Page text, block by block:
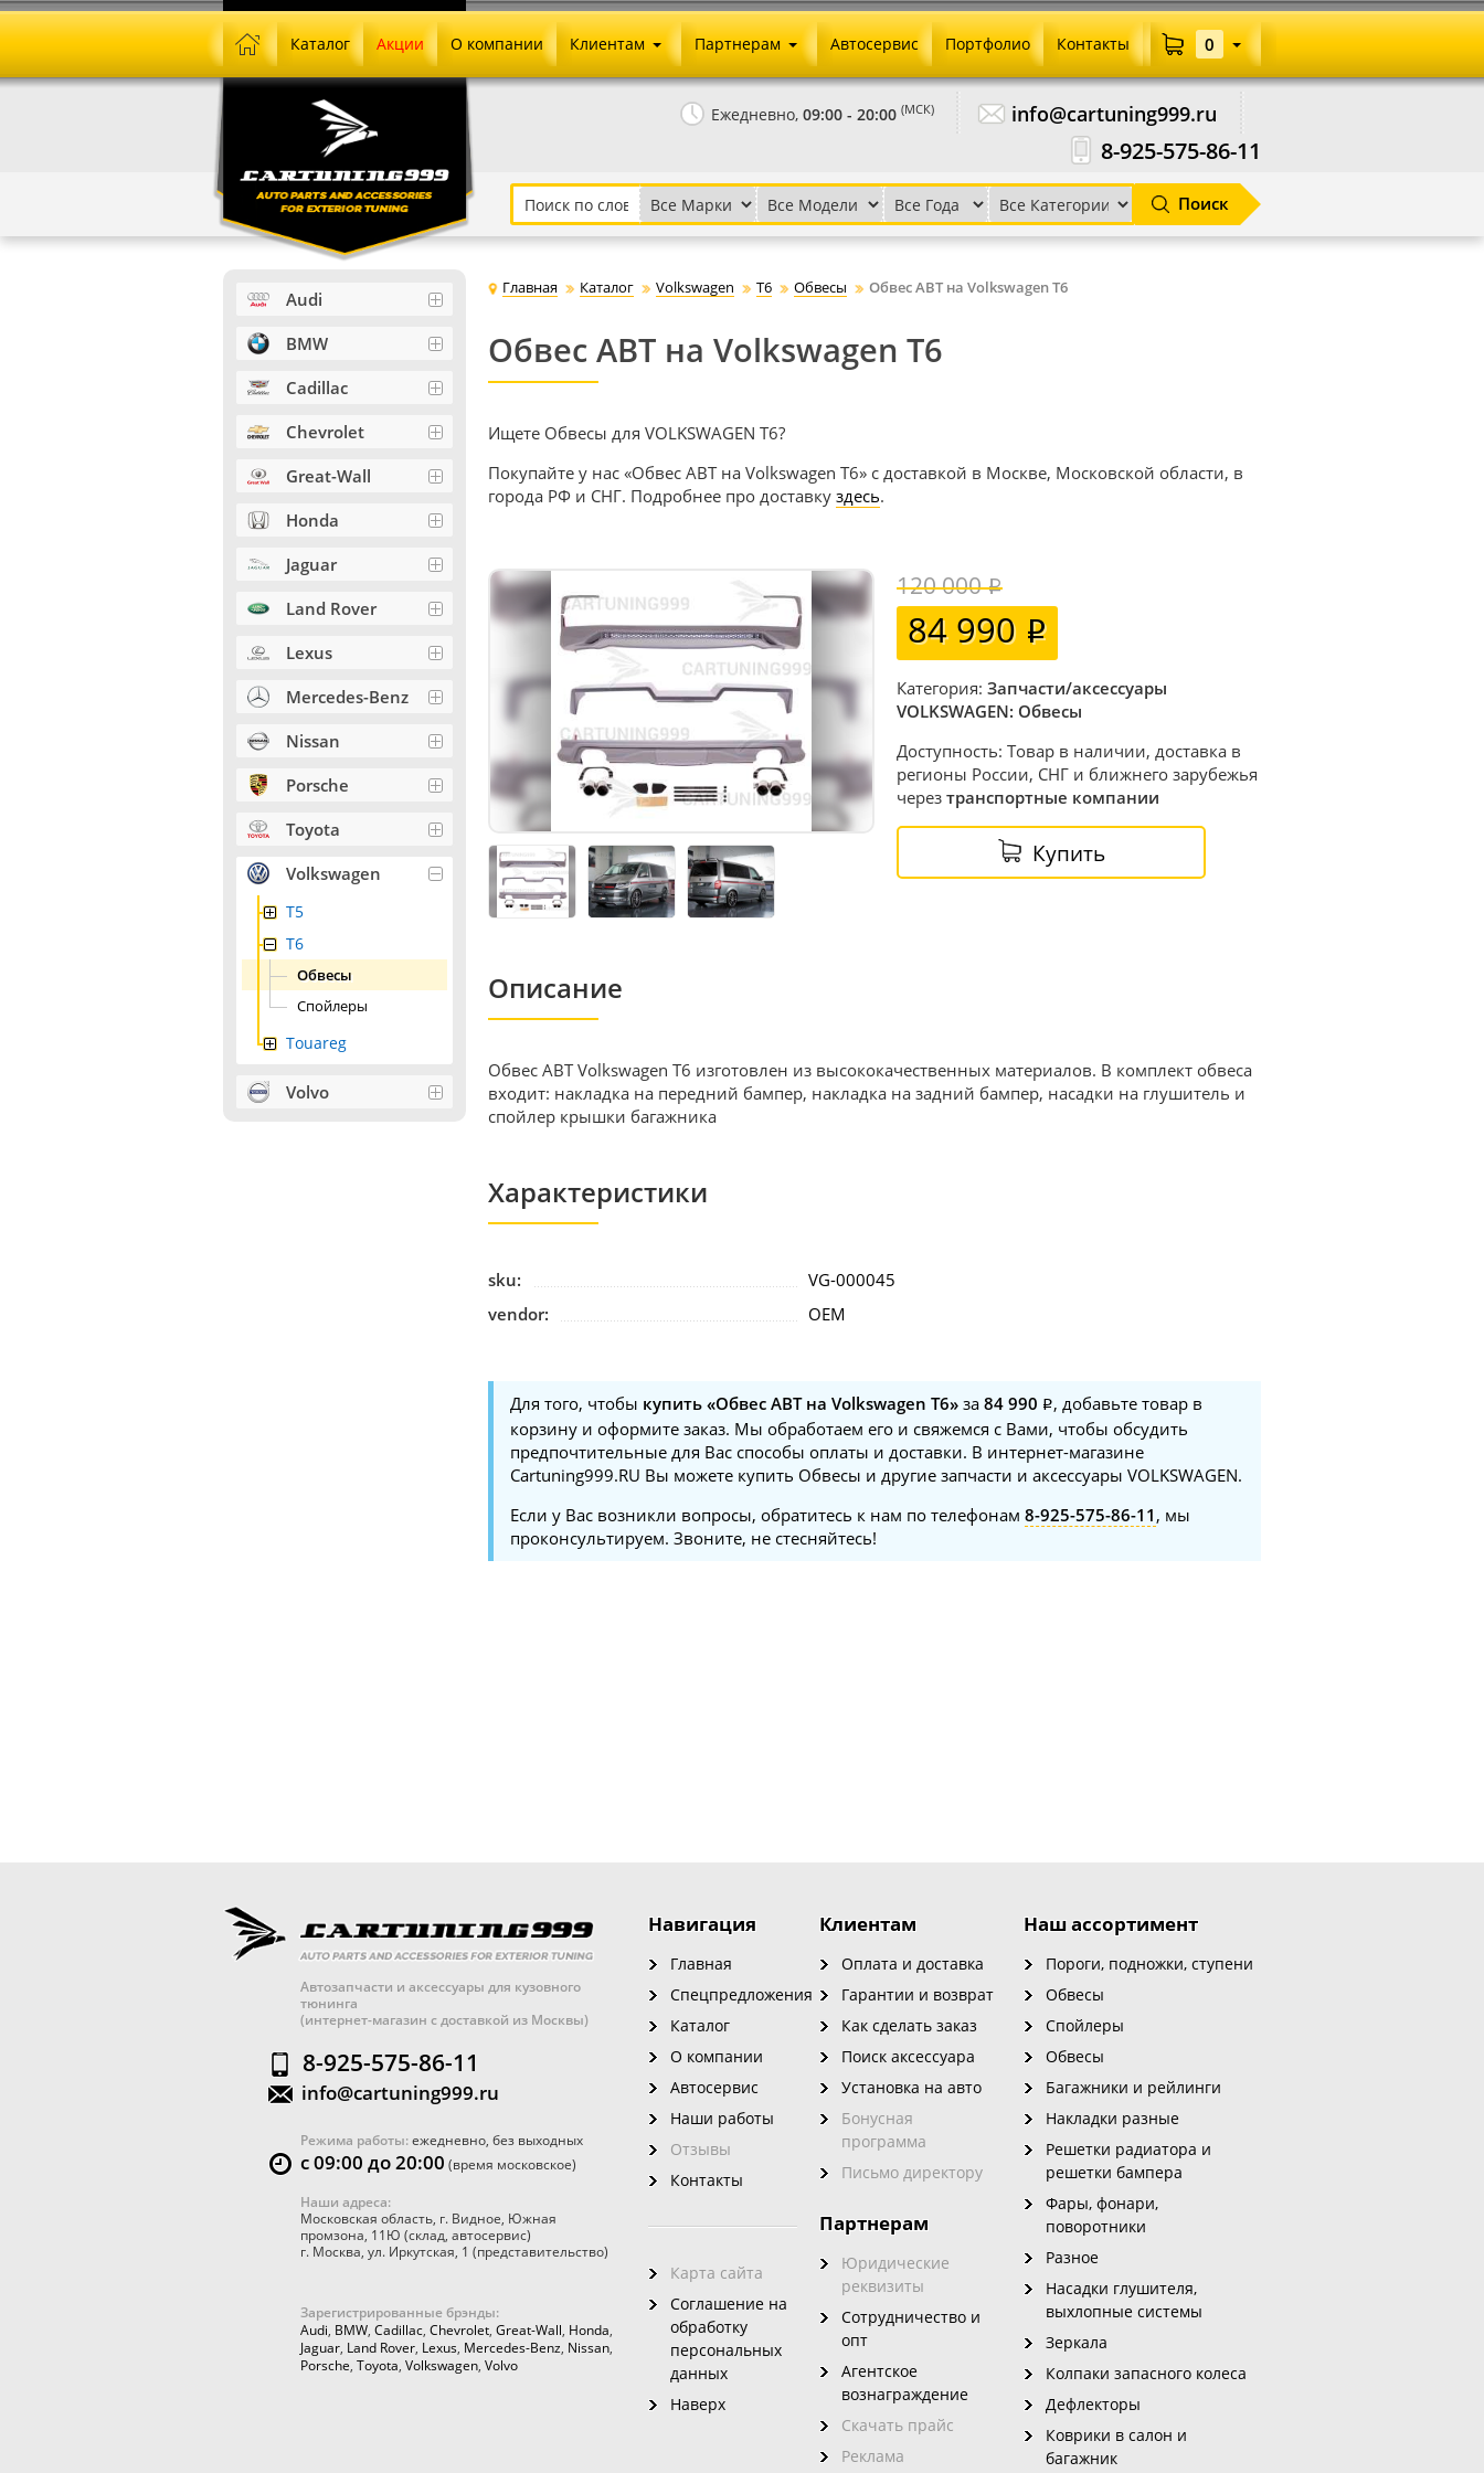
Ежедневно, 09:00 - 20:00 (МСК) info@cartuning999.ru
8-925-575-86-11
Поиск
Каталог Акции О компании Клиентам
Как сделать заказ
Установка на авто
Письмо директору
Партнерам
Агентское вознаграждение
Скачать прайс
Автосервис Портфолио Контакты 0
Главная Каталог Volkswagen T6 Обвесы Обвес ABT на Volkswagen T6
Обвес ABT на Volkswagen T6
Ищете Обвесы для VOLKSWAGEN T6?
Покупайте у нас «Обвес ABT на Volkswagen T6» с доставкой в Москве, Московской области, в
города РФ и СНГ. Подробнее про доставку здесь.
120 000
84 990
Категория: Запчасти/аксессуары
VOLKSWAGEN: Обвесы
Доступность: Товар в наличии, доставка в
регионы России, СНГ и ближнего зарубежья
через транспортные компании
Купить
Описание
Обвес ABT Volkswagen T6 изготовлен из высококачественных материалов. В комплект обвеса
входит: накладка на передний бампер, накладка на задний бампер, насадки на глушитель и
спойлер крышки багажника
Характеристики
sku:
VG-000045
vendor:
OEM
Для того, чтобы купить «Обвес ABT на Volkswagen T6» за 84 990
, добавьте товар в
корзину и оформите заказ. Мы обработаем его и свяжемся с Вами, чтобы обсудить
предпочтительные для Вас способы оплаты и доставки. В интернет-магазине
Cartuning999.RU Вы можете купить Обвесы и другие запчасти и аксессуары VOLKSWAGEN.
Если у Вас возникли вопросы, обратитесь к нам по телефонам 8-925-575-86-11 , мы
проконсультируем. Звоните, не стесняйтесь!
Audi
BMW
Cadillac
Chevrolet
Great-Wall
Honda
Jaguar
Land Rover
Lexus
Mercedes-Benz
Nissan
Porsche
Toyota
Volkswagen
T5
T6
Обвесы
Спойлеры
Touareg
Volvo
Автозапчасти и аксессуары для кузовного
тюнинга
(интернет-магазин с доставкой из Москвы)
8-925-575-86-11
info@cartuning999.ru
Режима работы:ежедневно, без выходных
с 09:00 до 20:00 (время московское)
Наши адреса:
Московская область, г. Видное, Южная
промзона, 11Ю (склад, автосервис)
г. Москва, ул. Иркутская, 1 (представительство)
Зарегистрированные брэнды:
Audi, BMW, Cadillac, Chevrolet, Great-Wall, Honda,
Jaguar, Land Rover, Lexus, Mercedes-Benz, Nissan,
Porsche, Toyota, Volkswagen, Volvo
Наш ассортимент
Пороги, подножки, ступени
Обвесы
Спойлеры
Обвесы
Багажники и рейлинги
Накладки разные
Решетки радиатора и
решетки бампера
Фары, фонари,
поворотники
Разное
Насадки глушителя,
выхлопные системы
Зеркала
Колпаки запасного колеса
Дефлекторы
Коврики в салон и
багажник
Навигация
Главная
Спецпредложения
Каталог
О компании
Автосервис
Наши работы
Отзывы
Контакты
Карта сайта
Соглашение на
обработку
персональных
данных
Наверх
Клиентам
Оплата и доставка
Гарантии и возврат
Как сделать заказ
Поиск аксессуара
Установка на авто
Бонусная
программа
Письмо директору
Партнерам
Юридические
реквизиты
Сотрудничество и
опт
Агентское
вознаграждение
Скачать прайс
Реклама